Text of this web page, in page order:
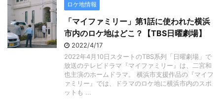
ロケ地情報
「マイファミリー」第1話に使われた横浜
市内のロケ地はどこ？【TBS日曜劇場】
2022/4/17
2022年4月10日スタートのTBS系列「日曜劇場」で
放送のテレビドラマ『マイファミリー』は、二宮和
也主演のホームドラマ。 横浜市支援作品の『マイフ
ァミリー』では、ドラマのロケ地に横浜市内のスポ
ットも ...